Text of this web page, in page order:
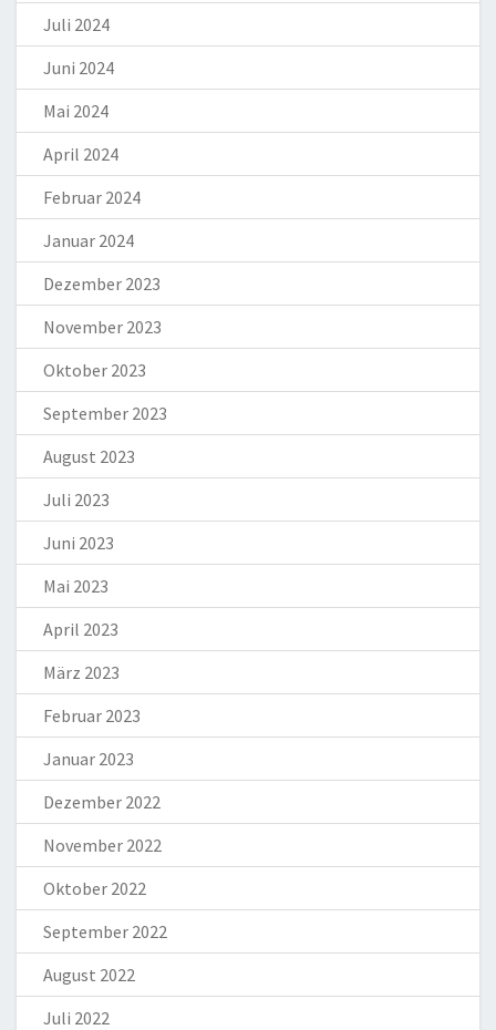
Juli 2024
Juni 2024
Mai 2024
April 2024
Februar 2024
Januar 2024
Dezember 2023
November 2023
Oktober 2023
September 2023
August 2023
Juli 2023
Juni 2023
Mai 2023
April 2023
März 2023
Februar 2023
Januar 2023
Dezember 2022
November 2022
Oktober 2022
September 2022
August 2022
Juli 2022